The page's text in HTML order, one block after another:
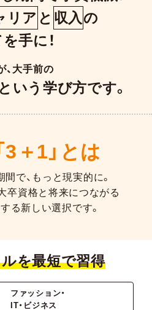
リア と 収入の
手に！
、大手前の
という学び方です。
3＋1」とは
で、もっと現実的に。
卒資格と将来につながる
る新しい選択です。
を最短で習得
ファッション・
IT・ビジネス